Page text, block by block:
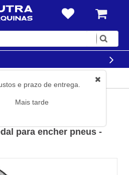
Digite
e prazo de entrega.
Mais tarde
ar e acessórios
para encher pneus -